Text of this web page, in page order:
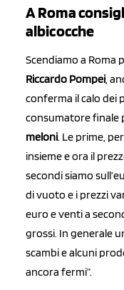
A Roma
albicocche
Scendiamo a Roma
Riccardo Pompei ,
conferma il calo dei
consumatore finale
meloni. Le prime,
insieme e ora il
secondi siamo
di vuoto e i prezzi
euro e venti a
grossi. In generale
scambi e alcuni
ancora fermi”.